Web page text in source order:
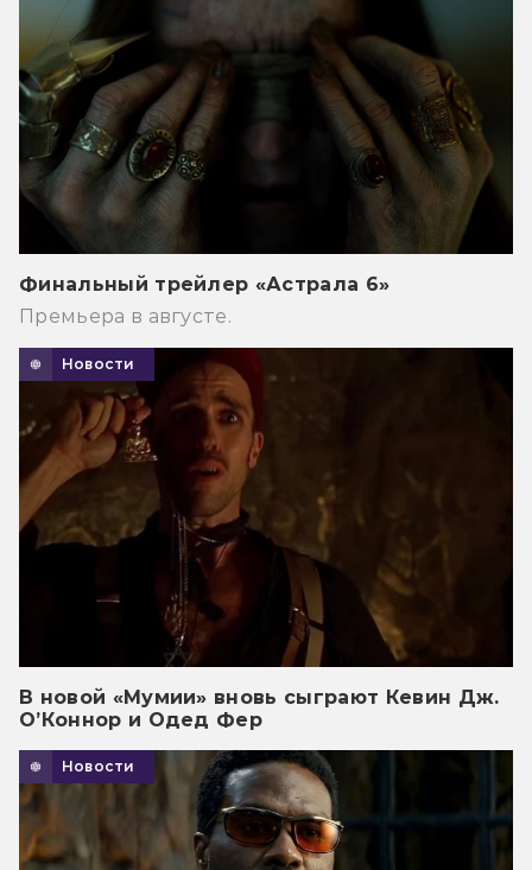
Финальный трейлер «Астрала 6»
Премьера в августе.
Новости
В новой «Мумии» вновь сыграют Кевин Дж.
О’Коннор и Одед Фер
Новости